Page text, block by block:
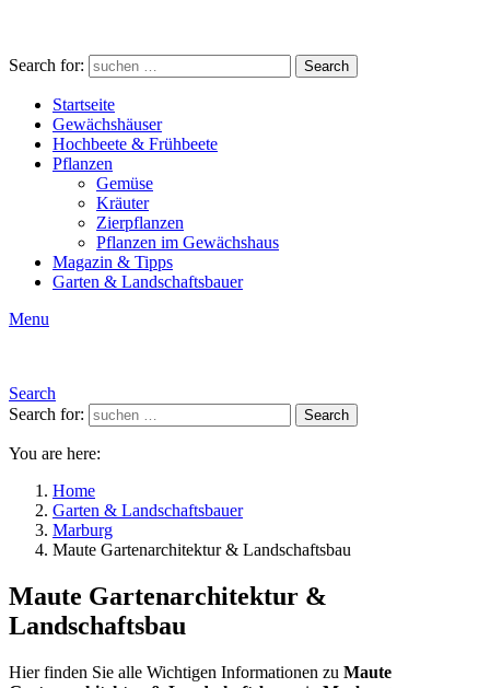
Search for: Search
Startseite
Gewächshäuser
Hochbeete & Frühbeete
Pflanzen
Gemüse
Kräuter
Zierpflanzen
Pflanzen im Gewächshaus
Magazin & Tipps
Garten & Landschaftsbauer
Menu
Search
Search for:
Search
You are here:
Home
Garten & Landschaftsbauer
Marburg
Maute Gartenarchitektur & Landschaftsbau
Maute Gartenarchitektur &
Landschaftsbau
Hier finden Sie alle Wichtigen Informationen zu Maute